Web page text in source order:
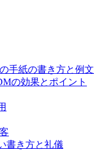
手紙の書き方と例文
の効果とポイント
書き方と礼儀